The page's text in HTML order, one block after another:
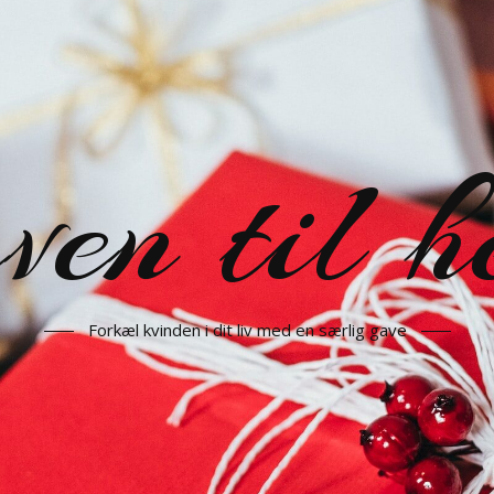
til
Forkæl kvinden i dit liv med en særlig gave